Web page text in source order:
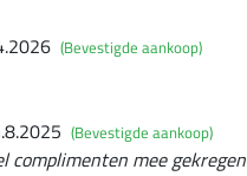
(Bevestigde aankoop)
(Bevestigde aankoop)
complimenten mee gekregen